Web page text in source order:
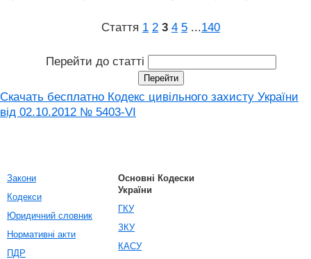
Стаття 1 2 3 4 5 ...140
Перейти до статті
Скачать бесплатно Кодекс цивільного захисту України
від 02.10.2012 № 5403-VI
Закони
Кодекси
Юридичний словник
Нормативні акти
ПДР
Основні Кодески
України
ГКУ
ЗКУ
КАСУ